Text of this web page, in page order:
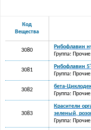
Код
Вещества
3080
Рибофлавин
Группа:
3081
Рибофлавин
Группа:
3082
бета-
Группа:
3083
Красители
зеленый,
Группа: